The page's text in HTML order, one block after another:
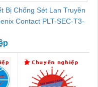
Bị Chống Sét Lan Truyền
Contact PLT-SEC-T3-